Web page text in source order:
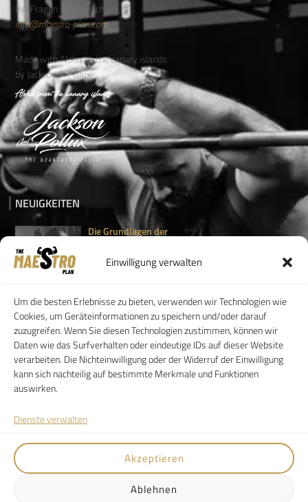
Einwilligung verwalten
Um die besten Erlebnisse zu bieten, verwenden wir Technologien wie
Cookies, um Geräteinformationen zu speichern und/oder darauf
zuzugreifen. Wenn Sie diesen Technologien zustimmen, können wir
Daten wie das Surfverhalten oder eindeutige IDs auf dieser Website
verarbeiten. Die Nichteinwilligung oder der Widerruf der Einwilligung
kann sich nachteilig auf bestimmte Merkmale und Funktionen
auswirken.
Dienste verwalten
Akzeptieren
Ablehnen
Bei Fragen wende dich an:
info@maestro-plan.com
Made with Aloha on the canary islands
by Jackson & Pollux
NEUIGKEITEN
Die Grundlagen der
EinleitungGewichtsverlust bedeutet
mehr als nur Kilos...
Muskelaufbau für Anfänger:
So...
Einleitung Bodybuilding ist nicht nur für...
FAQ
AGB